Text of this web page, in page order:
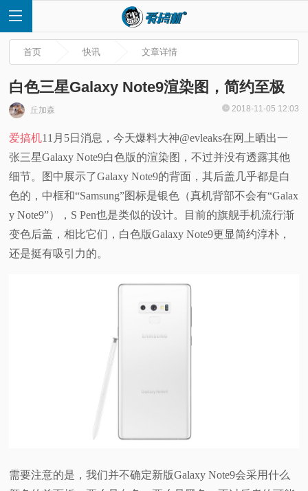
页
快
讯
评
体
首页 快讯 文章详情
白色三星Galaxy Note9渲染图，简约至极
丘加森 2018-11-05 12:03
爱搞机11月5日消息，今天爆料大神@evleaks在网上晒出一
张三星Galaxy Note9白色版的渲染图，不过并没有透露其他
细节。图中展示了Galaxy Note9的背面，其后盖几乎都是白
色的，中框和“Samsung”图标是银色（真机背部不会有“Galax
y Note9”），S Pen也是类似的设计。目前的旗舰手机流行渐
变色后盖，相比它们，白色版Galaxy Note9更显简约淳朴，
还是挺有吸引力的。
需要注意的是，我们并不确定新版Galaxy Note9会采用什么